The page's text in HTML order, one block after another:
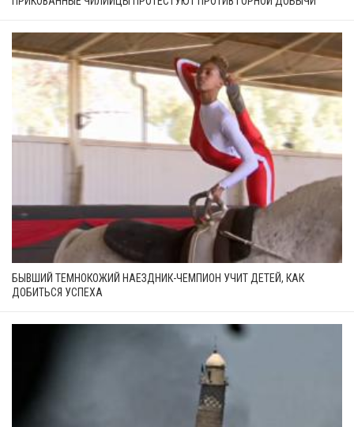
БЫВШИЙ ТЕМНОКОЖИЙ НАЕЗДНИК-ЧЕМПИОН УЧИТ ДЕТЕЙ, КАК
ДОБИТЬСЯ УСПЕХА